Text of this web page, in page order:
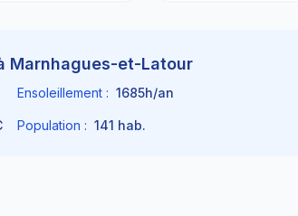
Marnhagues-et-Latour
Ensoleillement : 1685h/an
Population : 141 hab.